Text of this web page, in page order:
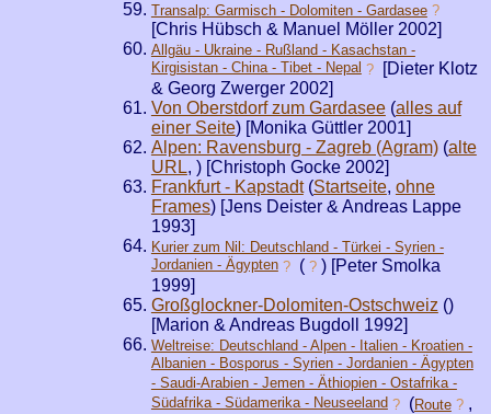
Transalp: Garmisch - Dolomiten - Gardasee?
[Chris Hübsch & Manuel Möller 2002]
Allgäu - Ukraine - Rußland - Kasachstan -
Kirgisistan - China - Tibet - Nepal ?
[Dieter Klotz
& Georg Zwerger 2002]
Von Oberstdorf zum Gardasee(alles auf
einer Seite) [Monika Güttler 2001]
Alpen: Ravensburg - Zagreb (Agram)(alte
URL, ) [Christoph Gocke 2002]
Frankfurt - Kapstadt(Startseite, ohne
Frames) [Jens Deister & Andreas Lappe
1993]
Kurier zum Nil: Deutschland - Türkei - Syrien -
Jordanien - Ägypten? (? ) [Peter Smolka
1999]
Großglockner-Dolomiten-Ostschweiz ()
[Marion & Andreas Bugdoll 1992]
Weltreise: Deutschland - Alpen - Italien - Kroatien -
Albanien - Bosporus - Syrien - Jordanien - Ägypten
- Saudi-Arabien - Jemen - Äthiopien - Ostafrika -
Südafrika - Südamerika - Neuseeland? (Route? ,